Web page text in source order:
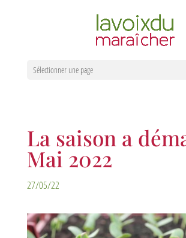
Sélectionner une page
La saison a
Mai 2022
27/05/22